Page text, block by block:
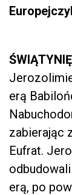
erą
zabierając
Eufrat.
erą, po